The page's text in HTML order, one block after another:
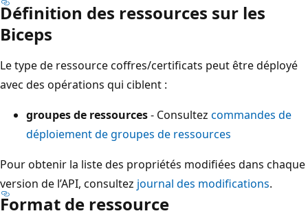
Définition des ressources sur les
Biceps
Le type de ressource coffres/certificats peut être déployé
avec des opérations qui ciblent :
groupes de ressources- Consultez commandes de
déploiement de groupes de ressources
Pour obtenir la liste des propriétés modifiées dans chaque
version de l’API, consultez journal des modifications.
Format de ressource